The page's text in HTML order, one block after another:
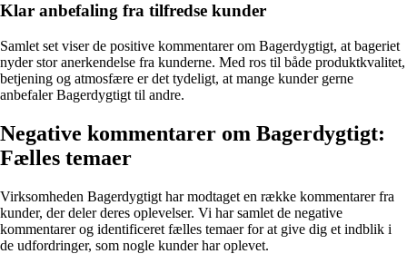
Klar anbefaling fra tilfredse kunder
Samlet set viser de positive kommentarer om Bagerdygtigt, at bageriet
nyder stor anerkendelse fra kunderne. Med ros til både produktkvalitet,
betjening og atmosfære er det tydeligt, at mange kunder gerne
anbefaler Bagerdygtigt til andre.
Negative kommentarer om Bagerdygtigt:
Fælles temaer
Virksomheden Bagerdygtigt har modtaget en række kommentarer fra
kunder, der deler deres oplevelser. Vi har samlet de negative
kommentarer og identificeret fælles temaer for at give dig et indblik i
de udfordringer, som nogle kunder har oplevet.